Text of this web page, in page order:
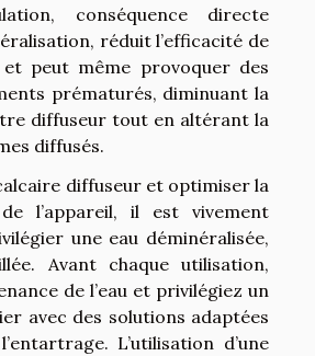
conséquence directe
réduit l’efficacité de
peut même provoquer des
prématurés, diminuant la
diffuseur tout en altérant la
diffusés.
diffuseur et optimiser la
l’appareil, il est vivement
une eau déminéralisée,
Avant chaque utilisation,
de l’eau et privilégiez un
avec des solutions adaptées
L’utilisation d’une